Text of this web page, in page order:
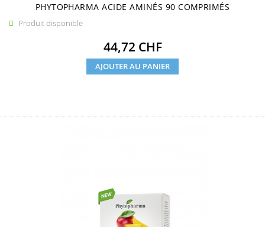
PHYTOPHARMA ACIDE AMINÉS 90 COMPRIMÉS
 Produit disponible
Prix
44,72 CHF
AJOUTER AU PANIER